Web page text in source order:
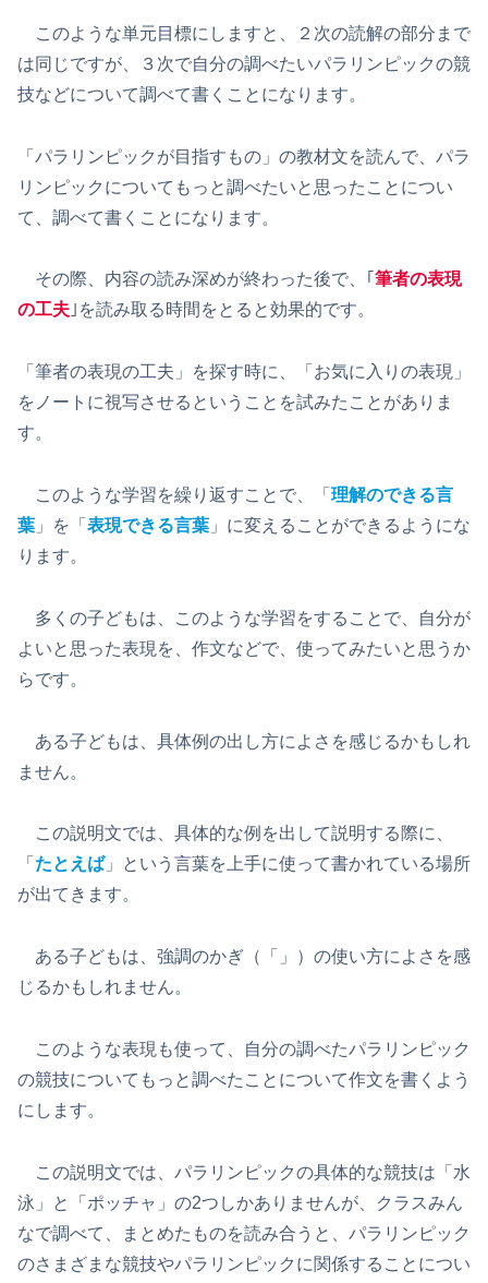
このような単元目標にしますと、２次の読解の部分まで
は同じですが、３次で自分の調べたいパラリンピックの競
技などについて調べて書くことになります。
「パラリンピックが目指すもの」の教材文を読んで、パラ
リンピックについてもっと調べたいと思ったことについ
て、調べて書くことになります。
その際、内容の読み深めが終わった後で、｢ 筆者の表現
の工夫 ｣を読み取る時間をとると効果的です。
「筆者の表現の工夫」を探す時に、「お気に入りの表現」
をノートに視写させるということを試みたことがありま
す。
このような学習を繰り返すことで、「 理解のできる言
葉 」を「 表現できる言葉 」に変えることができるようにな
ります。
多くの子どもは、このような学習をすることで、自分が
よいと思った表現を、作文などで、使ってみたいと思うか
らです。
ある子どもは、具体例の出し方によさを感じるかもしれ
ません。
この説明文では、具体的な例を出して説明する際に、
「 たとえば」という言葉を上手に使って書かれている場所
が出てきます。
ある子どもは、強調のかぎ（「」）の使い方によさを感
じるかもしれません。
このような表現も使って、自分の調べたパラリンピック
の競技についてもっと調べたことについて作文を書くよう
にします。
この説明文では、パラリンピックの具体的な競技は「水
泳」と「ポッチャ」の2つしかありませんが、クラスみん
なで調べて、まとめたものを読み合うと、パラリンピック
のさまざまな競技やパラリンピックに関係することについ